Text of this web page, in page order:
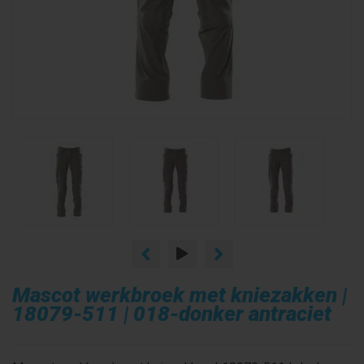
Mascot werkbroek met kniezakken |
18079-511 | 018-donker antraciet